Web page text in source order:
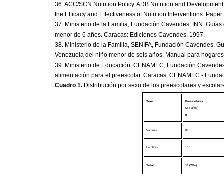
36. ACC/SCN Nutrition Policy. ADB Nutrition and
the Efficacy and Effectiveness of Nutrition Interventions. Paper
37. Ministerio de la Familia, Fundación Cavendes, INN.
menor de 6 años. Caracas: Ediciones Cavendes. 1997.
38. Ministerio de la Familia, SENIFA, Fundación Cavendes.
Venezuela del niño menor de seis años. Manual para
39. Ministerio de Educación, CENAMEC, Fundación
alimentación para el preescolar. Caracas: CENAMEC -
Cuadro 1. Distribución por sexo de los preescolares y
Sexo
Preescolares
(2-6 años)
n
Varones 08
Hembras 10
Total 18 (24%)